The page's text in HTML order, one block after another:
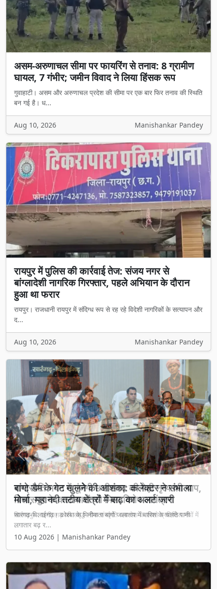
असम-अरुणाचल सीमा पर फायरिंग से तनाव: 8 ग्रामीण
घायल, 7 गंभीर; जमीन विवाद ने लिया हिंसक रूप
गुवाहाटी। असम और अरुणाचल प्रदेश की सीमा पर एक बार फिर तनाव की स्थिति
बन गई है। ध...
Aug 10, 2026 Manishankar Pandey
रायपुर में पुलिस की कार्रवाई तेज: संजय नगर से
बांग्लादेशी नागरिक गिरफ्तार, पहले अभियान के दौरान
हुआ था फरार
रायपुर। राजधानी रायपुर में संदिग्ध रूप से रह रहे विदेशी नागरिकों के सत्यापन और
द...
Aug 10, 2026 Manishankar Pandey
राष्ट्रपति भवन में गूंजेगी छत्तीसगढ़ की गेड़ी नृत्य की थाप,
बिलासपुर के कलाकारों को मिला विशेष आमंत्रण
बिलासपुर : छत्तीसगढ़ की समृद्ध लोक संस्कृति अब देश के सबसे प्रतिष्ठित मंचों में
...
10 Aug 2026 | Manishankar Pandey
Previous Next